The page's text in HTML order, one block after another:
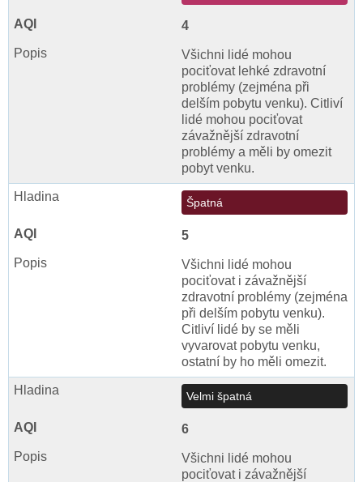
4
Všichni lidé mohou
pociťovat lehké zdravotní
problémy (zejména při
delším pobytu venku). Citliví
lidé mohou pociťovat
závažnější zdravotní
problémy a měli by omezit
pobyt venku.
Špatná
5
Všichni lidé mohou
pociťovat i závažnější
zdravotní problémy (zejména
při delším pobytu venku).
Citliví lidé by se měli
vyvarovat pobytu venku,
ostatní by ho měli omezit.
Velmi špatná
6
Všichni lidé mohou
pociťovat i závažnější